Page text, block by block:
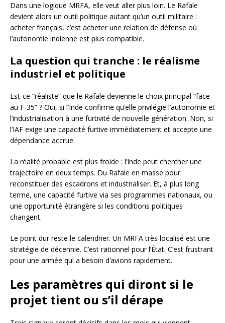
Dans une logique MRFA, elle veut aller plus loin. Le Rafale
devient alors un outil politique autant qu’un outil militaire :
acheter français, c’est acheter une relation de défense où
l’autonomie indienne est plus compatible.
La question qui tranche : le réalisme
industriel et politique
Est-ce “réaliste” que le Rafale devienne le choix principal “face
au F-35” ? Oui, si l’Inde confirme qu’elle privilégie l’autonomie et
l’industrialisation à une furtivité de nouvelle génération. Non, si
l’IAF exige une capacité furtive immédiatement et accepte une
dépendance accrue.
La réalité probable est plus froide : l’Inde peut chercher une
trajectoire en deux temps. Du Rafale en masse pour
reconstituer des escadrons et industrialiser. Et, à plus long
terme, une capacité furtive via ses programmes nationaux, ou
une opportunité étrangère si les conditions politiques
changent.
Le point dur reste le calendrier. Un MRFA très localisé est une
stratégie de décennie. C’est rationnel pour l’État. C’est frustrant
pour une armée qui a besoin d’avions rapidement.
Les paramètres qui diront si le
projet tient ou s’il dérape